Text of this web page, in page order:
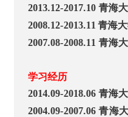
2013.12-2017.10 青海
2008.12-2013.1 1 青海
2007.08-2008.1 1 青海
学习经历
2014.09-2018.06 青海
2004.09-2007.06青海